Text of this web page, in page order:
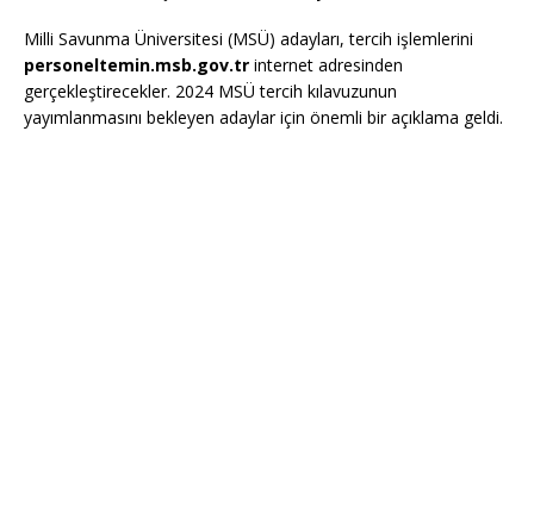
Milli Savunma Üniversitesi (MSÜ) adayları, tercih işlemlerini
personeltemin.msb.gov.tr internet adresinden
gerçekleştirecekler. 2024 MSÜ tercih kılavuzunun
yayımlanmasını bekleyen adaylar için önemli bir açıklama geldi.